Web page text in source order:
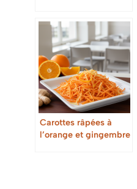
Carottes râpées à
l’orange et gingembre